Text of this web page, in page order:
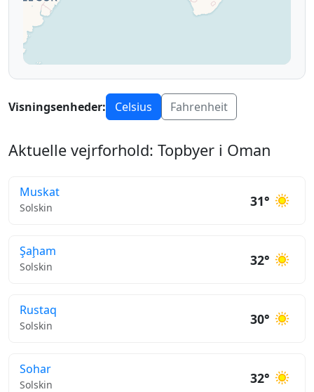
Visningsenheder: Celsius Fahrenheit
Aktuelle vejrforhold: Topbyer i Oman
Muskat
Solskin 31°
Şaḩam
Solskin 32°
Rustaq
Solskin 30°
Sohar
Solskin 32°